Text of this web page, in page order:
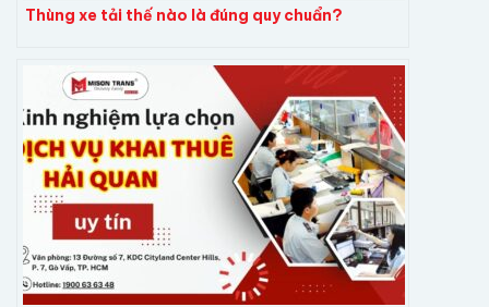
Thùng xe tải thế nào là đúng quy chuẩn?